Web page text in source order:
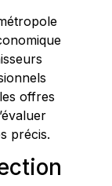
offres
précis.